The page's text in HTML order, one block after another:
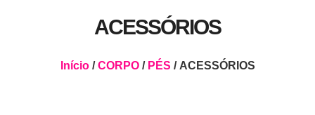
ACESSÓRIOS
Início/CORPO/ PÉS / ACESSÓRIOS